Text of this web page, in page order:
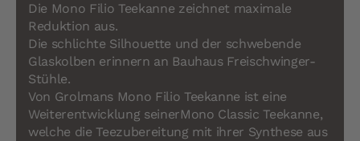
Die Mono Filio Teekanne zeichnet maximale
Reduktion aus.
Die schlichte Silhouette und der schwebende
Glaskolben erinnern an Bauhaus Freischwinger-
Stühle.
Von Grolmans Mono Filio Teekanne ist eine
Weiterentwicklung seinerMono Classic Teekanne,
welche die Teezubereitung mit ihrer Synthese aus